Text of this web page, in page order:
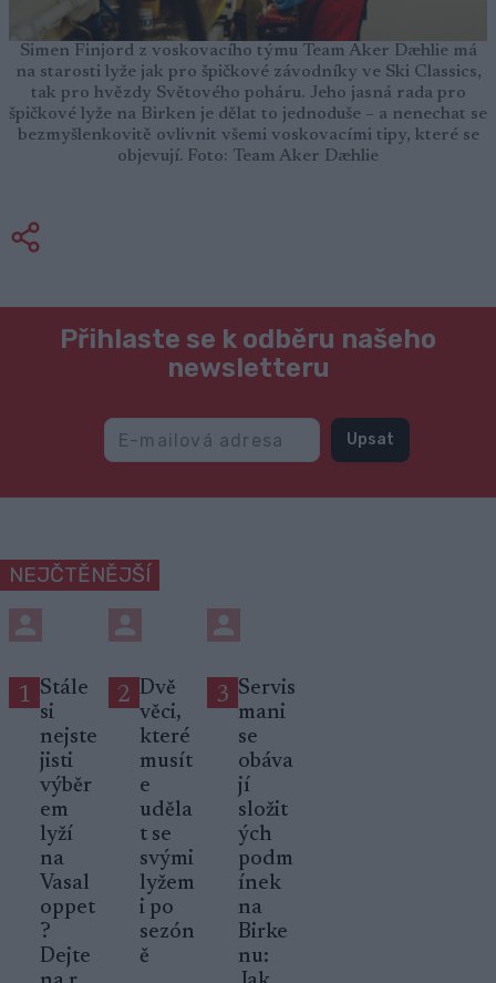
Simen Finjord z voskovacího týmu Team Aker Dæhlie má
na starosti lyže jak pro špičkové závodníky ve Ski Classics,
tak pro hvězdy Světového poháru. Jeho jasná rada pro
špičkové lyže na Birken je dělat to jednoduše – a nenechat se
bezmyšlenkovitě ovlivnit všemi voskovacími tipy, které se
objevují. Foto: Team Aker Dæhlie
Přihlaste se k odběru našeho
newsletteru
Upsat
NEJČTĚNĚJŠÍ
1 Stále
si
nejste
jisti
výběr
em
lyží
na
Vasal
oppet
?
Dejte
2 Dvě
věci,
které
musít
e
uděla
t se
svými
lyžem
i po
sezón
ě
3 Servis
mani
se
obáva
jí
složit
ých
podm
ínek
na
Birke
nu: